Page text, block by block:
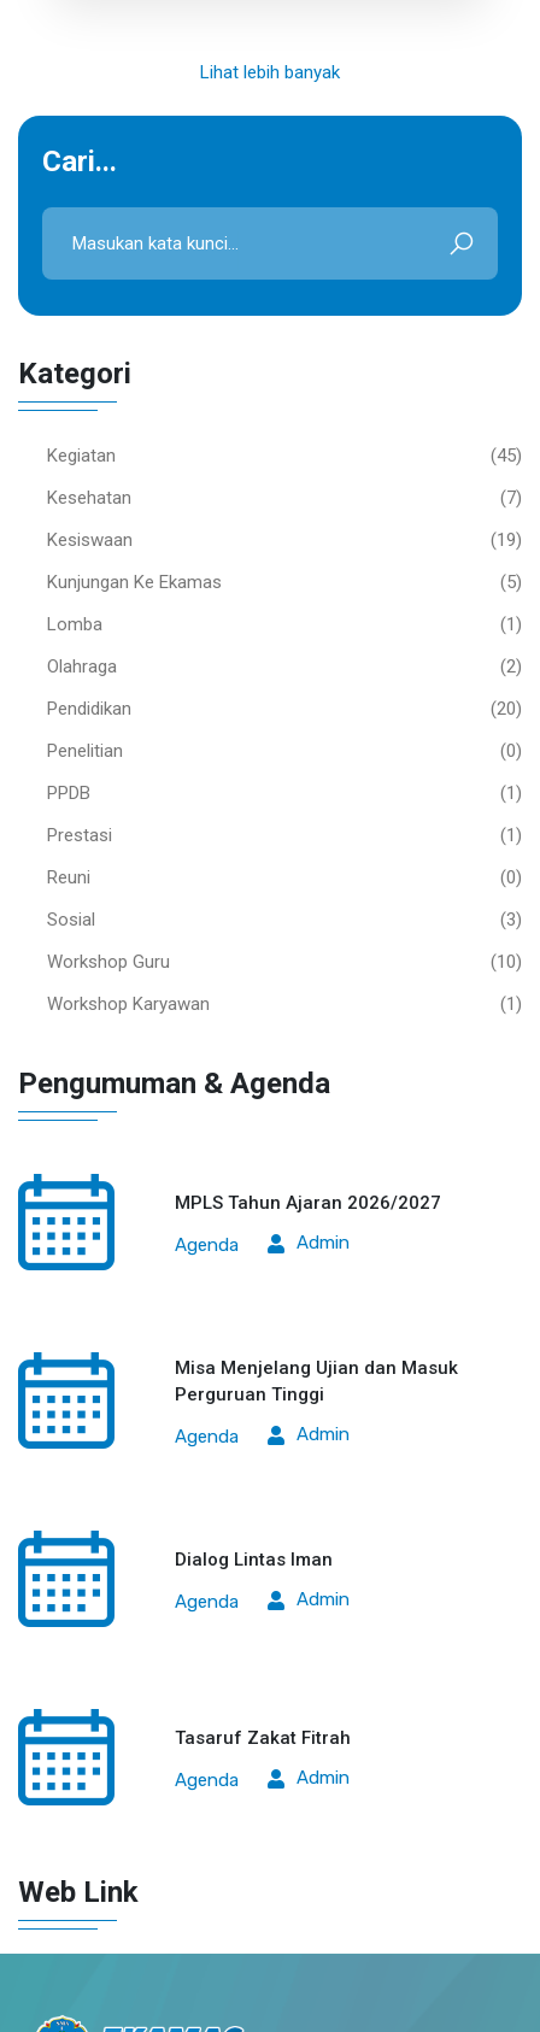
Lihat lebih banyak
Cari...
Kategori
Kegiatan
(45)
Kesehatan
(7)
Kesiswaan
(19)
Kunjungan Ke Ekamas
(5)
Lomba
(1)
Olahraga
(2)
Pendidikan
(20)
Penelitian
(0)
PPDB
(1)
Prestasi
(1)
Reuni
(0)
Sosial
(3)
Workshop Guru
(10)
Workshop Karyawan
(1)
Pengumuman & Agenda
MPLS Tahun Ajaran 2026/2027
Agenda
Admin
Misa Menjelang Ujian dan Masuk
Perguruan Tinggi
Agenda
Admin
Dialog Lintas Iman
Agenda
Admin
Tasaruf Zakat Fitrah
Agenda
Admin
Web Link